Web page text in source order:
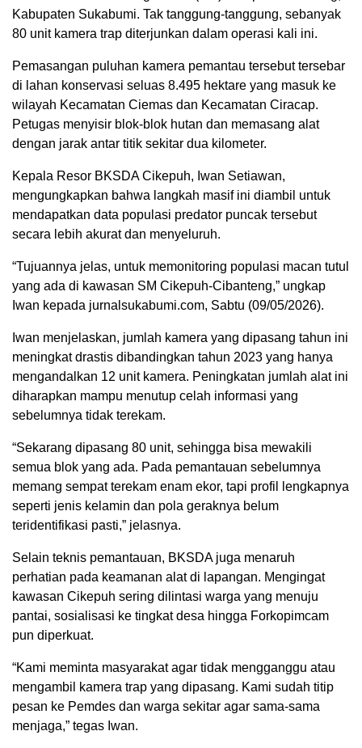
Kabupaten Sukabumi. Tak tanggung-tanggung, sebanyak
80 unit kamera trap diterjunkan dalam operasi kali ini.
Pemasangan puluhan kamera pemantau tersebut tersebar
di lahan konservasi seluas 8.495 hektare yang masuk ke
wilayah Kecamatan Ciemas dan Kecamatan Ciracap.
Petugas menyisir blok-blok hutan dan memasang alat
dengan jarak antar titik sekitar dua kilometer.
Kepala Resor BKSDA Cikepuh, Iwan Setiawan,
mengungkapkan bahwa langkah masif ini diambil untuk
mendapatkan data populasi predator puncak tersebut
secara lebih akurat dan menyeluruh.
“Tujuannya jelas, untuk memonitoring populasi macan tutul
yang ada di kawasan SM Cikepuh-Cibanteng,” ungkap
Iwan kepada jurnalsukabumi.com, Sabtu (09/05/2026).
Iwan menjelaskan, jumlah kamera yang dipasang tahun ini
meningkat drastis dibandingkan tahun 2023 yang hanya
mengandalkan 12 unit kamera. Peningkatan jumlah alat ini
diharapkan mampu menutup celah informasi yang
sebelumnya tidak terekam.
“Sekarang dipasang 80 unit, sehingga bisa mewakili
semua blok yang ada. Pada pemantauan sebelumnya
memang sempat terekam enam ekor, tapi profil lengkapnya
seperti jenis kelamin dan pola geraknya belum
teridentifikasi pasti,” jelasnya.
Selain teknis pemantauan, BKSDA juga menaruh
perhatian pada keamanan alat di lapangan. Mengingat
kawasan Cikepuh sering dilintasi warga yang menuju
pantai, sosialisasi ke tingkat desa hingga Forkopimcam
pun diperkuat.
“Kami meminta masyarakat agar tidak mengganggu atau
mengambil kamera trap yang dipasang. Kami sudah titip
pesan ke Pemdes dan warga sekitar agar sama-sama
menjaga,” tegas Iwan.